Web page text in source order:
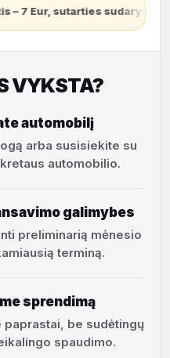
mokestis –
VYKSTA?
automobilį
arba susisiekite su
automobilio.
galimybes
preliminarią mėnesio
terminą.
sprendimą
paprastai, be sudėtingų
spaudimo.